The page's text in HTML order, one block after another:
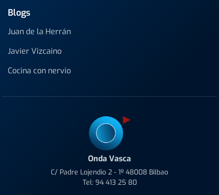
Blogs
Juan de la Herrán
Javier Vizcaino
Cocina con nervio
Onda Vasca
C/ Padre Lojendio 2 - 1º 48008 Bilbao
Tel: 94 413 25 80